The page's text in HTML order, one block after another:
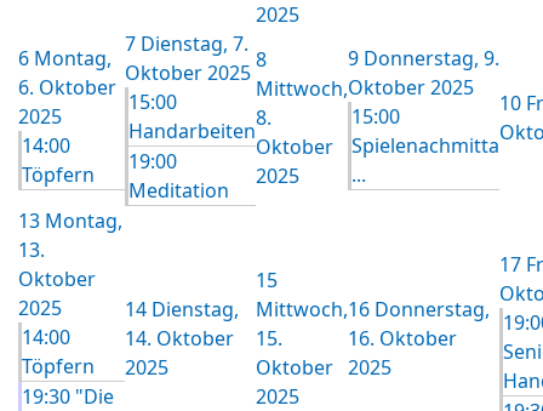
2025
6 Montag,
6. Oktober
2025
14:00
Töpfern
7 Dienstag, 7.
Oktober 2025
15:00
Handarbeiten
19:00
Meditation
8
Mittwoch,
8.
Oktober
2025
9 Donnerstag, 9.
Oktober 2025
15:00
Spielenachmitta
...
10
13 Montag,
13.
Oktober
2025
14:00
Töpfern
19:30 "Die
14 Dienstag,
14. Oktober
2025
15
Mittwoch,
15.
Oktober
2025
16 Donnerstag,
16. Oktober
2025
17